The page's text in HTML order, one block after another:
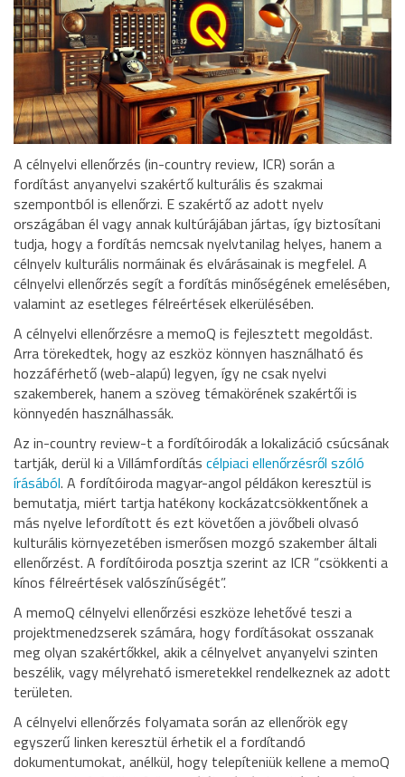
A célnyelvi ellenőrzés (in-country review, ICR) során a
fordítást anyanyelvi szakértő kulturális és szakmai
szempontból is ellenőrzi. E szakértő az adott nyelv
országában él vagy annak kultúrájában jártas, így biztosítani
tudja, hogy a fordítás nemcsak nyelvtanilag helyes, hanem a
célnyelv kulturális normáinak és elvárásainak is megfelel. A
célnyelvi ellenőrzés segít a fordítás minőségének emelésében,
valamint az esetleges félreértések elkerülésében.
A célnyelvi ellenőrzésre a memoQ is fejlesztett megoldást.
Arra törekedtek, hogy az eszköz könnyen használható és
hozzáférhető (web-alapú) legyen, így ne csak nyelvi
szakemberek, hanem a szöveg témakörének szakértői is
könnyedén használhassák.
Az in-country review-t a fordítóirodák a lokalizáció csúcsának
tartják, derül ki a Villámfordítás célpiaci ellenőrzésről szóló
írásából. A fordítóiroda magyar-angol példákon keresztül is
bemutatja, miért tartja hatékony kockázatcsökkentőnek a
más nyelve lefordított és ezt követően a jövőbeli olvasó
kulturális környezetében ismerősen mozgó szakember általi
ellenőrzést. A fordítóiroda posztja szerint az ICR “csökkenti a
kínos félreértések valószínűségét”.
A memoQ célnyelvi ellenőrzési eszköze lehetővé teszi a
projektmenedzserek számára, hogy fordításokat osszanak
meg olyan szakértőkkel, akik a célnyelvet anyanyelvi szinten
beszélik, vagy mélyreható ismeretekkel rendelkeznek az adott
területen.
A célnyelvi ellenőrzés folyamata során az ellenőrök egy
egyszerű linken keresztül érhetik el a fordítandó
dokumentumokat, anélkül, hogy telepíteniük kellene a memoQ